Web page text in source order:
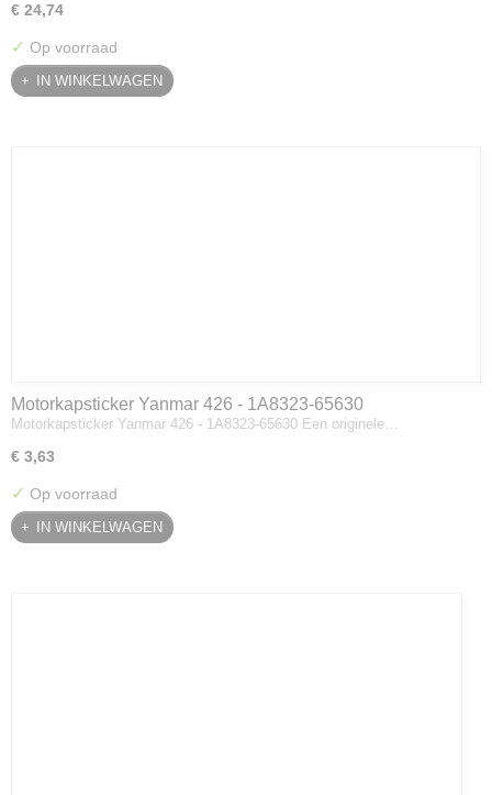
€ 24,74
✓ Op voorraad
IN WINKELWAGEN
Motorkapsticker Yanmar 426 - 1A8323-65630
Motorkapsticker Yanmar 426 - 1A8323-65630 Een originele…
€ 3,63
✓ Op voorraad
IN WINKELWAGEN